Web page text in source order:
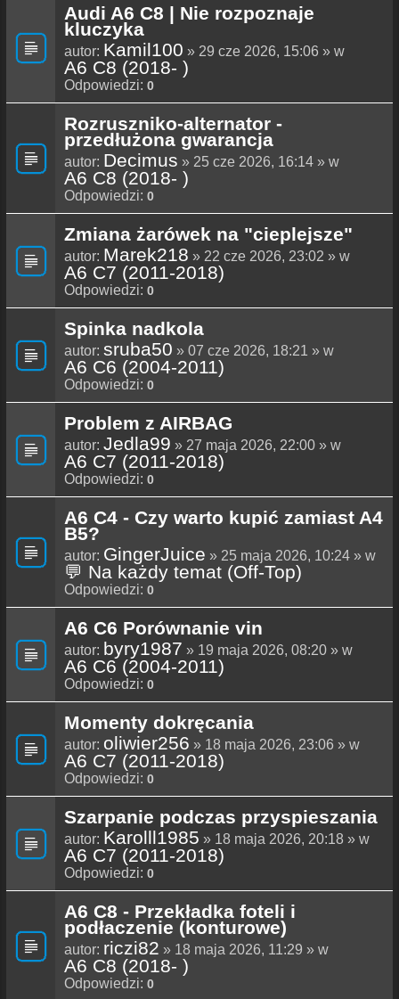
Audi A6 C8 | Nie rozpoznaje
kluczyka
autor: Kamil100 » 29 cze 2026, 15:06 » w
A6 C8 (2018- )
Odpowiedzi: 0
Rozruszniko-alternator -
przedłużona gwarancja
autor: Decimus » 25 cze 2026, 16:14 » w
A6 C8 (2018- )
Odpowiedzi: 0
Zmiana żarówek na "cieplejsze"
autor: Marek218 » 22 cze 2026, 23:02 » w
A6 C7 (2011-2018)
Odpowiedzi: 0
Spinka nadkola
autor: sruba50 » 07 cze 2026, 18:21 » w
A6 C6 (2004-2011)
Odpowiedzi: 0
Problem z AIRBAG
autor: Jedla99 » 27 maja 2026, 22:00 » w
A6 C7 (2011-2018)
Odpowiedzi: 0
A6 C4 - Czy warto kupić zamiast A4
B5?
autor: GingerJuice » 25 maja 2026, 10:24 » w
💬 Na każdy temat (Off-Top)
Odpowiedzi: 0
A6 C6 Porównanie vin
autor: byry1987 » 19 maja 2026, 08:20 » w
A6 C6 (2004-2011)
Odpowiedzi: 0
Momenty dokręcania
autor: oliwier256 » 18 maja 2026, 23:06 » w
A6 C7 (2011-2018)
Odpowiedzi: 0
Szarpanie podczas przyspieszania
autor: Karolll1985 » 18 maja 2026, 20:18 » w
A6 C7 (2011-2018)
Odpowiedzi: 0
A6 C8 - Przekładka foteli i
podłaczenie (konturowe)
autor: riczi82 » 18 maja 2026, 11:29 » w
A6 C8 (2018- )
Odpowiedzi: 0